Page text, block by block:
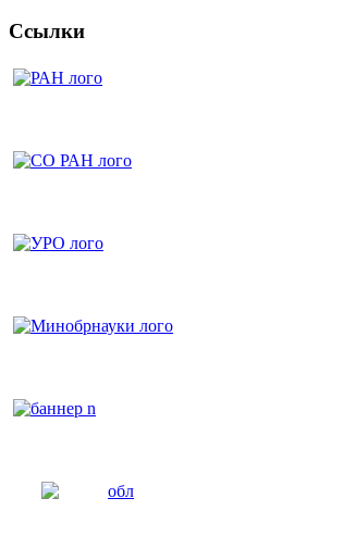
Ссылки